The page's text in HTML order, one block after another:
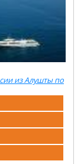
из Алушты по